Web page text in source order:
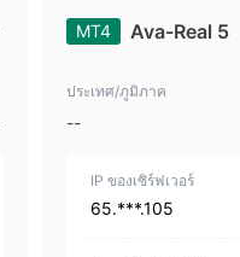
MT4 Ava-Real 5
ประเทศ/ภูมิภาค
--
IP ของเซิร์ฟเวอร์
65.***.105